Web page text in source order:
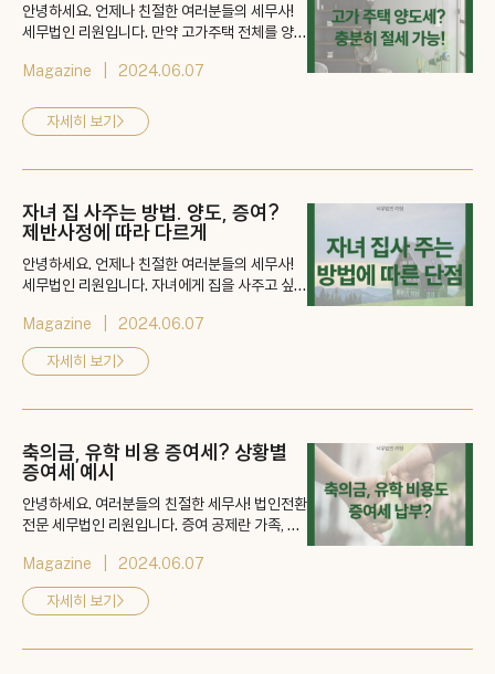
안녕하세요. 언제나 친절한 여러분들의 세무사!
세무법인 리원입니다. 만약 고가주택 전체를 양도
일부를 양도하는 경우 혹은 일부가 타인의 소유인
누어 계산한 금액으로 12억을 판단하는 것이 아
니고, 주택 전체의 가격이 12억이 넘으면 일부 양
Magazine 2024.06.07
자세히 보기>
자녀 집 사주는 방법. 양도, 증여?
제반사정에 따라 다르게
안녕하세요. 언제나 친절한 여러분들의 세무사!
세무법인 리원입니다. 자녀에게 집을 사주고 싶은
상속을 해야 할지 고민이실 겁니다. 절세가 어려
운 이유는 방법론으로 해결할 수 있는 게 아닌 상
황에 따라 유기적으로 최적화된 방법을 찾아야 하
다. 단! 모든 방법마다 대략적인 문제들은 유추해
Magazine 2024.06.07
자세히 보기>
축의금, 유학 비용 증여세? 상황별
증여세 예시
안녕하세요. 여러분들의 친절한 세무사! 법인전환
전문 세무법인 리원입니다. 증여 공제란 가족, 친
합니다. 미성년 기준 2천만 원, 성년 기준 5천만
원으로 첫 증여일 후 10년이 지나면 공제 한도가
초기화됩니다. 즉, 다시 증여할 수 있으며 이렇게
데! 결혼할 때 받는 축의금, 유학 비용도 친족에게
Magazine 2024.06.07
자세히 보기>